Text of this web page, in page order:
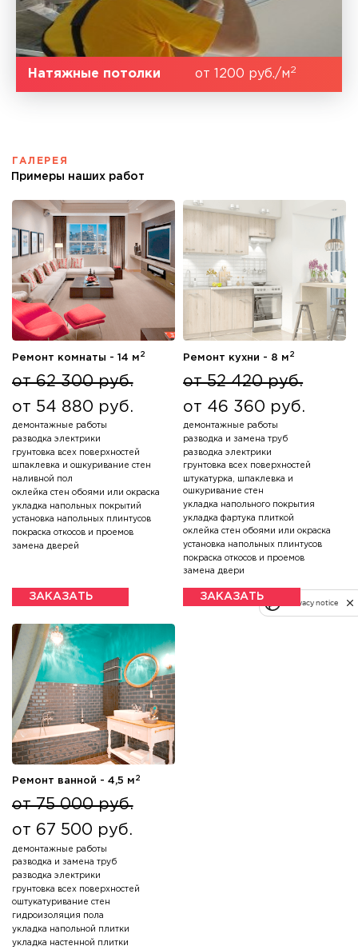
Натяжные потолки от 1200 руб./м2
ГАЛЕРЕЯ
Примеры наших работ
Ремонт комнаты - 14 м 2
от 62 300 руб.
от 54 880 руб.
демонтажные работы
разводка электрики
грунтовка всех поверхностей
шпаклевка и ошкуривание стен
наливной пол
оклейка стен обоями или окраска
укладка напольных покрытий
установка напольных плинтусов
покраска откосов и проемов
замена дверей
ЗАКАЗАТЬ
Ремонт кухни - 8 м 2
от 52 420 руб.
от 46 360 руб.
демонтажные работы
разводка и замена труб
разводка электрики
грунтовка всех поверхностей
штукатурка, шпаклевка и
ошкуривание стен
укладка напольного покрытия
укладка фартука плиткой
оклейка стен обоями или окраска
установка напольных плинтусов
покраска откосов и проемов
замена двери
ЗАКАЗАТЬ
Ремонт ванной - 4,5 м 2
от 75 000 руб.
от 67 500 руб.
демонтажные работы
разводка и замена труб
разводка электрики
грунтовка всех поверхностей
оштукатуривание стен
гидроизоляция пола
укладка напольной плитки
укладка настенной плитки
Privacy notice